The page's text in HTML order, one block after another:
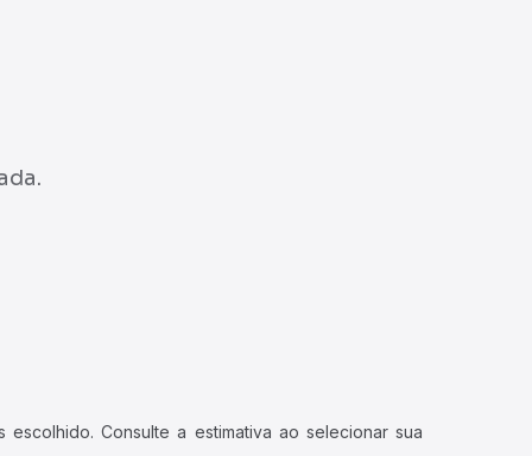
Consulte a estimativa ao selecionar sua